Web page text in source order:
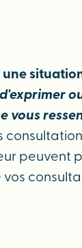
une
vous